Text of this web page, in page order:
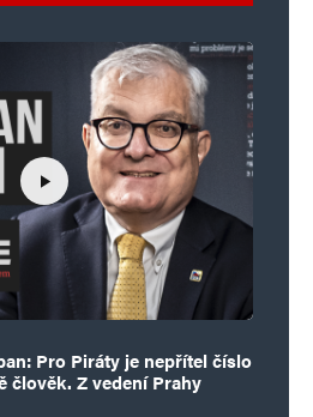
Pro Piráty je nepřítel číslo
člověk. Z vedení Prahy